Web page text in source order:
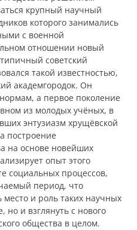
крупный научный
которого занимались
с военной
отношении новый
советский
такой известностью,
академгородок. Он
а первое поколение
из молодых учёных, в
энтузиазм хрущёвской
построение
на основе новейших
опыт этого
социальных процессов,
период, что
место и роль таких научных
но и взглянуть с нового
общества в целом.